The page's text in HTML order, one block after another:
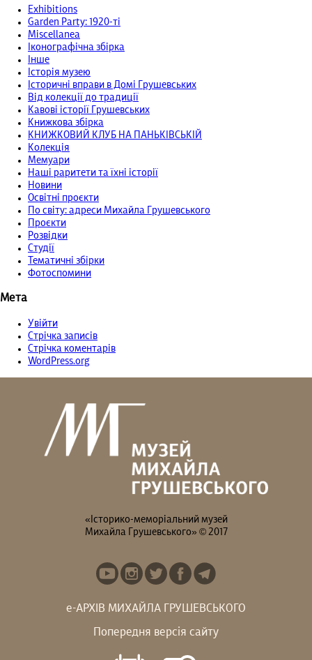
Exhibitions
Garden Party: 1920-ті
Miscellanea
Іконографічна збірка
Інше
Історія музею
Історичні вправи в Домі Грушевських
Від колекції до традиції
Кавові історії Грушевських
Книжкова збірка
КНИЖКОВИЙ КЛУБ НА ПАНЬКІВСЬКІЙ
Колекція
Мемуари
Наші раритети та їхні історії
Новини
Освітні проєкти
По світу: адреси Михайла Грушевського
Проєкти
Розвідки
Студії
Тематичні збірки
Фотоспомини
Мета
Увійти
Стрічка записів
Стрічка коментарів
WordPress.org
«Історико-меморіальний музей
Михайла Грушевського» © 2017
е-АРХІВ МИХАЙЛА ГРУШЕВСЬКОГО
Попередня версія сайту